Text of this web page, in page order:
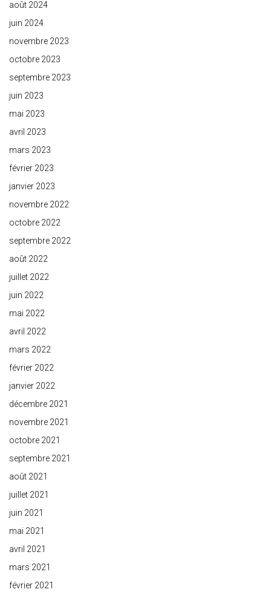
août 2024
juin 2024
novembre 2023
octobre 2023
septembre 2023
juin 2023
mai 2023
avril 2023
mars 2023
février 2023
janvier 2023
novembre 2022
octobre 2022
septembre 2022
août 2022
juillet 2022
juin 2022
mai 2022
avril 2022
mars 2022
février 2022
janvier 2022
décembre 2021
novembre 2021
octobre 2021
septembre 2021
août 2021
juillet 2021
juin 2021
mai 2021
avril 2021
mars 2021
février 2021